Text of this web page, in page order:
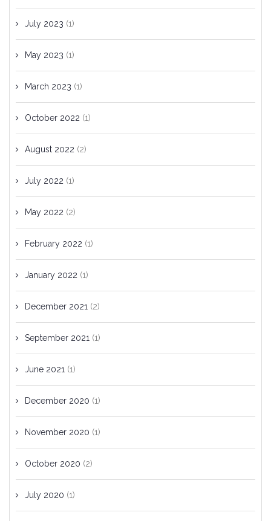
July 2023 (1)
May 2023 (1)
March 2023 (1)
October 2022 (1)
August 2022 (2)
July 2022 (1)
May 2022 (2)
February 2022 (1)
January 2022 (1)
December 2021 (2)
September 2021 (1)
June 2021 (1)
December 2020 (1)
November 2020 (1)
October 2020 (2)
July 2020 (1)